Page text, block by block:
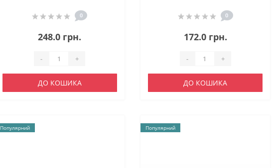
0
248.0 грн.
- +
ДО КОШИКА
0
172.0 грн.
- +
ДО КОШИКА
Популярний Популярний